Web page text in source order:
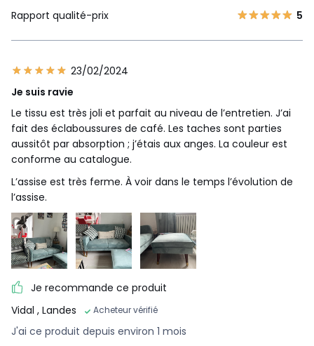
Rapport qualité-prix
5
23/02/2024
Je suis ravie
Le tissu est très joli et parfait au niveau de l’entretien. J’ai
fait des éclaboussures de café. Les taches sont parties
aussitôt par absorption ; j’étais aux anges. La couleur est
conforme au catalogue.
L’assise est très ferme. À voir dans le temps l’évolution de
l’assise.
Je recommande ce produit
Vidal , Landes Acheteur vérifié
J'ai ce produit depuis environ 1 mois